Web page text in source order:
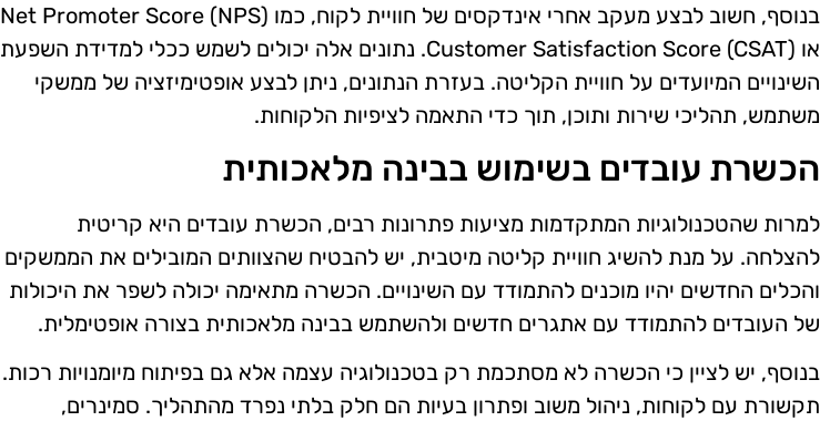
בנוסף, חשוב לבצע מעקב אחרי אינדקסים של חוויית לקוח, כמו Net Promoter Score (NPS)
או Customer Satisfaction Score (CSAT). נתונים אלה יכולים לשמש ככלי למדידת השפעת
השינויים המיועדים על חוויית הקליטה. בעזרת הנתונים, ניתן לבצע אופטימיזציה של ממשקי
משתמש, תהליכי שירות ותוכן, תוך כדי התאמה לציפיות הלקוחות.
הכשרת עובדים בשימוש בבינה מלאכותית
למרות שהטכנולוגיות המתקדמות מציעות פתרונות רבים, הכשרת עובדים היא קריטית
להצלחה. על מנת להשיג חוויית קליטה מיטבית, יש להבטיח שהצוותים המובילים את הממשקים
והכלים החדשים יהיו מוכנים להתמודד עם השינויים. הכשרה מתאימה יכולה לשפר את היכולות
של העובדים להתמודד עם אתגרים חדשים ולהשתמש בבינה מלאכותית בצורה אופטימלית.
בנוסף, יש לציין כי הכשרה לא מסתכמת רק בטכנולוגיה עצמה אלא גם בפיתוח מיומנויות רכות.
תקשורת עם לקוחות, ניהול משוב ופתרון בעיות הם חלק בלתי נפרד מהתהליך. סמינרים,